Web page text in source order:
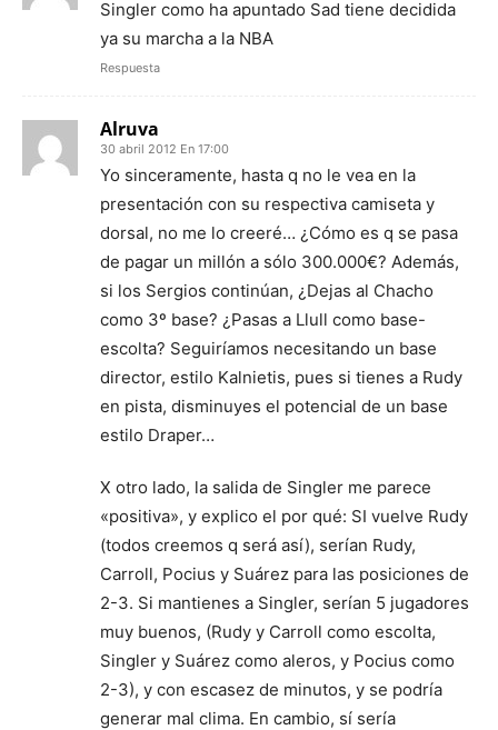
Singler como ha apuntado Sad tiene decidida
ya su marcha a la NBA
Respuesta
Alruva
30 abril 2012 En 17:00
Yo sinceramente, hasta q no le vea en la
presentación con su respectiva camiseta y
dorsal, no me lo creeré… ¿Cómo es q se pasa
de pagar un millón a sólo 300.000€? Además,
si los Sergios continúan, ¿Dejas al Chacho
como 3º base? ¿Pasas a Llull como base-
escolta? Seguiríamos necesitando un base
director, estilo Kalnietis, pues si tienes a Rudy
en pista, disminuyes el potencial de un base
estilo Draper…
X otro lado, la salida de Singler me parece
«positiva», y explico el por qué: SI vuelve Rudy
(todos creemos q será así), serían Rudy,
Carroll, Pocius y Suárez para las posiciones de
2-3. Si mantienes a Singler, serían 5 jugadores
muy buenos, (Rudy y Carroll como escolta,
Singler y Suárez como aleros, y Pocius como
2-3), y con escasez de minutos, y se podría
generar mal clima. En cambio, sí sería